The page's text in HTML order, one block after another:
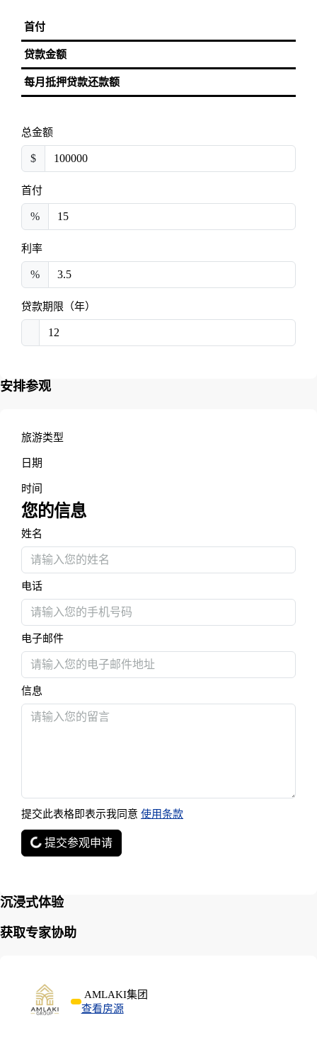
首付
贷款金额
每月抵押贷款还款额
总金额
$
首付
%
利率
%
贷款期限（年）
安排参观
旅游类型
日期
时间
您的信息
姓名
电话
电子邮件
信息
提交此表格即表示我同意 使用条款
提交参观申请
沉浸式体验
获取专家协助
AMLAKI集团
查看房源